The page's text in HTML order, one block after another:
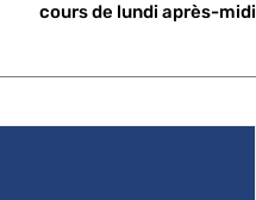
cours de lundi après-midi